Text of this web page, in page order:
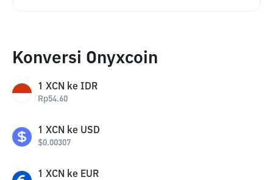
Konversi Onyxcoin
1 XCN ke IDR
Rp54.60
1 XCN ke USD
$0.00307
1 XCN ke EUR